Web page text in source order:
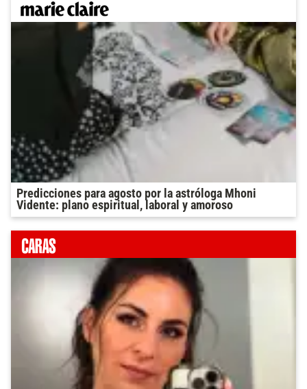
Predicciones para agosto por la astróloga Mhoni
Vidente: plano espiritual, laboral y amoroso